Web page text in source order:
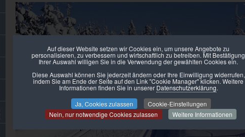
Auf dieser Website setzen wir Cookies ein, um unsere Angebote zu
personalisieren, zu verbessern und wirtschaftlich zu betreiben. Mit Bestätigung
Ihrer Auswahl willigen Sie in die Verwendung der gewählten Cookies ein.
Diese Auswahl können Sie jederzeit ändern oder Ihre Einwilligung widerrufen,
indem Sie am Ende der Seite auf den Link "Cookie Manager" klicken. Weitere
Informationen finden Sie in unserer Datenschutzerklärung.
Ja, Cookies zulassen
Cookie-Einstellungen
Nein, nur notwendige Cookies zulassen
Weitere Informationen